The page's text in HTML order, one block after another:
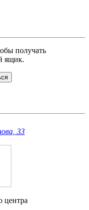
получать
ящик.
33
центра